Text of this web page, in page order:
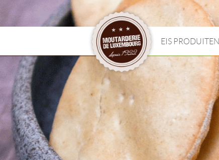
EIS PRODUITEN